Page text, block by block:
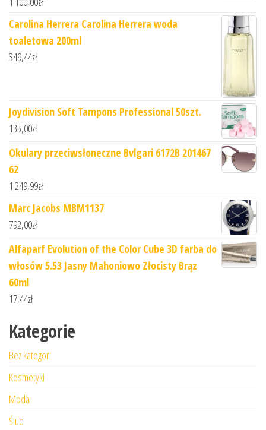
Carolina Herrera Carolina Herrera woda
toaletowa 200ml
349,44zł
Joydivision Soft Tampons Professional 50szt.
135,00zł
Okulary przeciwsłoneczne Bvlgari 6172B 201467
62
1 249,99zł
Marc Jacobs MBM1137
792,00zł
Alfaparf Evolution of the Color Cube 3D farba do
włosów 5.53 Jasny Mahoniowo Złocisty Brąz
60ml
17,44zł
Kategorie
Bez kategorii
Kosmetyki
Moda
Ślub